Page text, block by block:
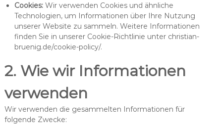
Cookies:Wir verwenden Cookies und ähnliche
Technologien, um Informationen über Ihre Nutzung
unserer Website zu sammeln. Weitere Informationen
finden Sie in unserer Cookie-Richtlinie unter christian-
bruenig.de/cookie-policy/.
2. Wie wir Informationen
verwenden
Wir verwenden die gesammelten Informationen für
folgende Zwecke: